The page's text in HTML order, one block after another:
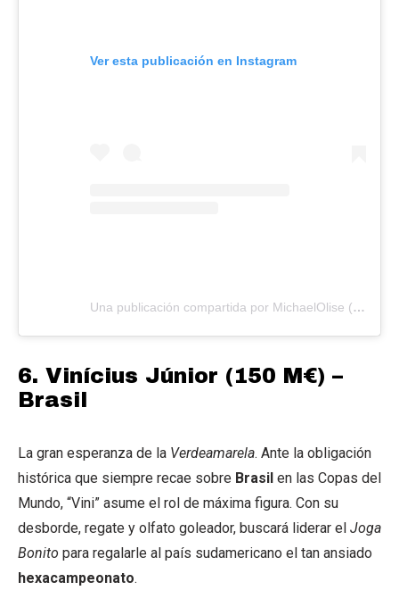
Ver esta publicación en Instagram
Una publicación compartida por MichaelOlise (@m.olise)
6. Vinícius Júnior (150 M€) –
Brasil
La gran esperanza de la Verdeamarela. Ante la obligación
histórica que siempre recae sobre Brasil en las Copas del
Mundo, “Vini” asume el rol de máxima figura. Con su
desborde, regate y olfato goleador, buscará liderar el Joga
Bonito para regalarle al país sudamericano el tan ansiado
hexacampeonato.